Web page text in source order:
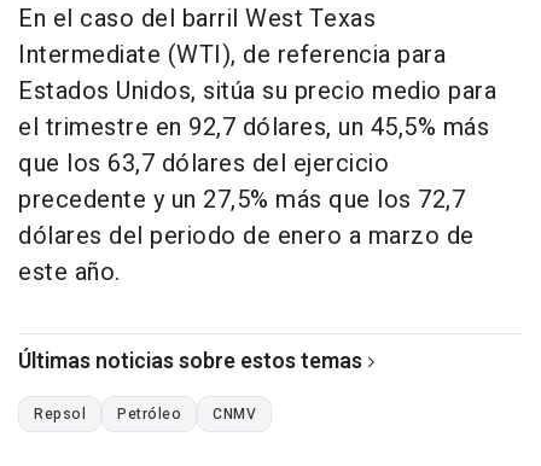
En el caso del barril West Texas
Intermediate (WTI), de referencia para
Estados Unidos, sitúa su precio medio para
el trimestre en 92,7 dólares, un 45,5% más
que los 63,7 dólares del ejercicio
precedente y un 27,5% más que los 72,7
dólares del periodo de enero a marzo de
este año.
Últimas noticias sobre estos temas
Repsol Petróleo CNMV